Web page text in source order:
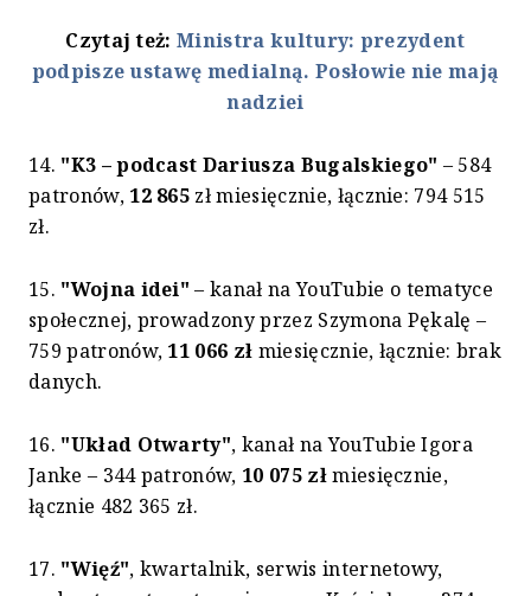
Czytaj też:Ministra kultury: prezydent
podpisze ustawę medialną. Posłowie nie mają
nadziei
14. "K3 – podcast Dariusza Bugalskiego" – 584
patronów, 12 865 zł miesięcznie, łącznie: 794 515
zł.
15. "Wojna idei" – kanał na YouTubie o tematyce
społecznej, prowadzony przez Szymona Pękalę –
759 patronów, 11 066 zł miesięcznie, łącznie: brak
danych.
16. "Układ Otwarty", kanał na YouTubie Igora
Janke – 344 patronów, 10 075 złmiesięcznie,
łącznie 482 365 zł.
17. "Więź", kwartalnik, serwis internetowy,